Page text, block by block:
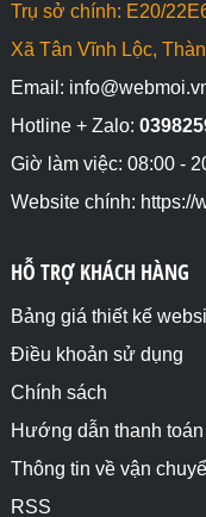
Trụ sở chính: E20/
Xã Tân Vĩnh Lộc,
Email:
Hotline + Zalo:
Giờ làm việc: 08:00 -
Website chính: https://
HỖ TRỢ KHÁCH HÀNG
Bảng giá thiết kế
Điều khoản sử dụng
Chính sách
Hướng dẫn thanh toán
Thông tin về vận
RSS